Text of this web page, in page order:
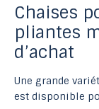
Chaises
pliantes
d’achat
Une grande
est disponible